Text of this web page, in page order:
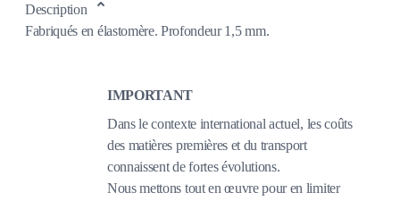
Description
Fabriqués en élastomère. Profondeur 1,5 mm.
IMPORTANT
Dans le contexte international actuel, les coûts
des matières premières et du transport
connaissent de fortes évolutions.
Nous mettons tout en œuvre pour en limiter